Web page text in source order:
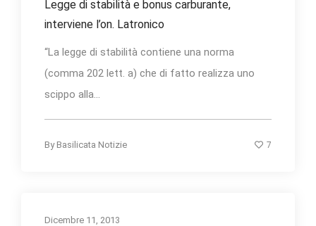
Legge di stabilità e bonus carburante,
interviene l’on. Latronico
“La legge di stabilità contiene una norma
(comma 202 lett. a) che di fatto realizza uno
scippo alla...
By Basilicata Notizie 7
Dicembre 11, 2013